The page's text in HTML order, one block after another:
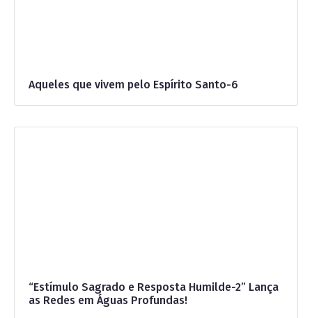
Aqueles que vivem pelo Espírito Santo-6
“Estímulo Sagrado e Resposta Humilde-2” Lança
as Redes em Águas Profundas!